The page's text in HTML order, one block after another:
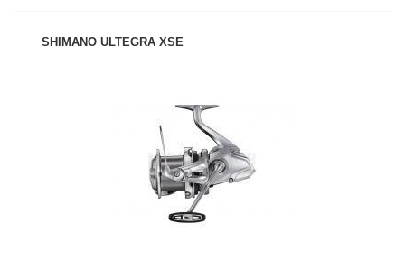
SHIMANO ULTEGRA XSE
VOIR LE PRODUIT